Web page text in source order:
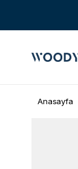
Anasayfa